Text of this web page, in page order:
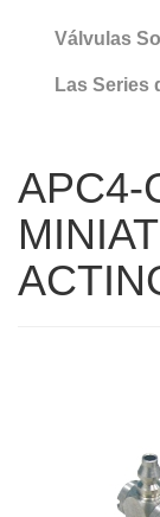
Válvulas
Las Series
APC4-